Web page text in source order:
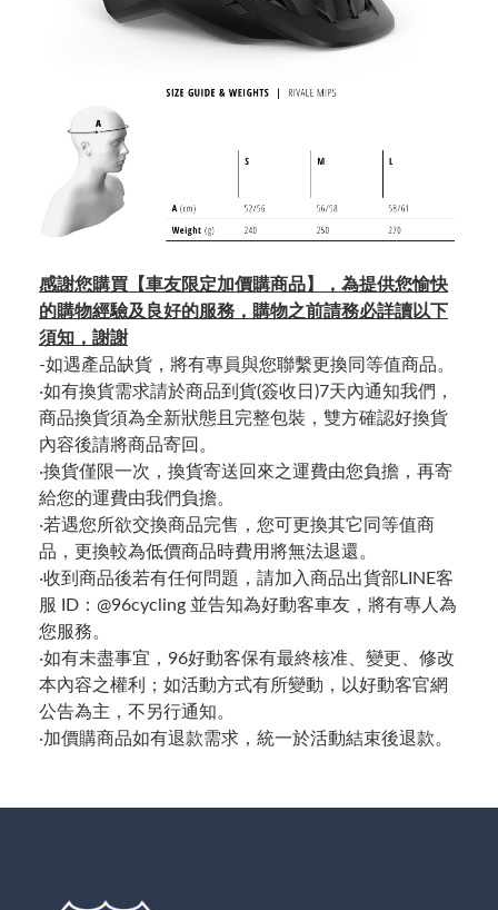
感謝您購買【車友限定加價購商品】，為提供您愉快
的購物經驗及良好的服務，購物之前請務必詳讀以下
須知，謝謝
-如遇產品缺貨，將有專員與您聯繫更換同等值商品。
‧如有換貨需求請於商品到貨(簽收日)7天內通知我們，
商品換貨須為全新狀態且完整包裝，雙方確認好換貨
內容後請將商品寄回。
‧換貨僅限一次，換貨寄送回來之運費由您負擔，再寄
給您的運費由我們負擔。
‧若遇您所欲交換商品完售，您可更換其它同等值商
品，更換較為低價商品時費用將無法退還。
‧收到商品後若有任何問題，請加入商品出貨部LINE客
服 ID：@96cycling 並告知為好動客車友，將有專人為
您服務。
‧如有未盡事宜，96好動客保有最終核准、變更、修改
本內容之權利；如活動方式有所變動，以好動客官網
公告為主，不另行通知。
‧加價購商品如有退款需求，統一於活動結束後退款。